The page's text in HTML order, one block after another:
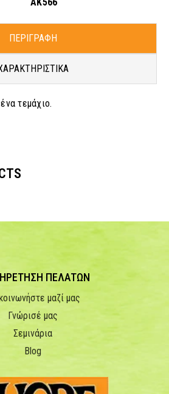
ΠΕΡΙΓΡΑΦΗ
τεμάχιο.
ΠΕΛΑΤΩΝ
μαζί μας
Γνώρισέ μας
Σεμινάρια
Blog